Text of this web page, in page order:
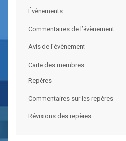
Évènements
Commentaires de l’évènement
Avis de l’évènement
Carte des membres
Repères
Commentaires sur les repères
Révisions des repères